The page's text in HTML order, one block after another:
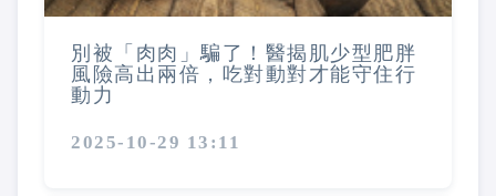
別被「肉肉」騙了！醫揭肌少型肥胖
風險高出兩倍，吃對動對才能守住行
動力
2025-10-29 13:11